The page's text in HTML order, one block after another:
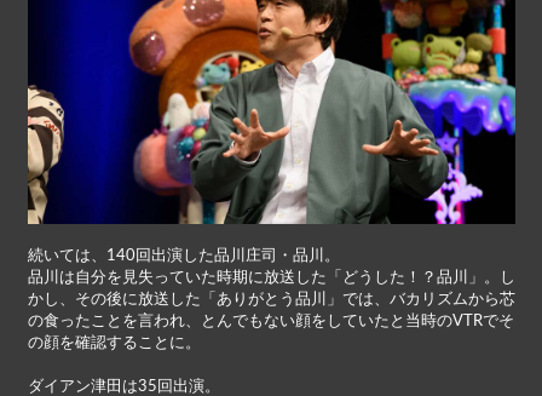
続いては、140回出演した品川庄司・品川。
品川は自分を見失っていた時期に放送した「どうした！？品川」。し
かし、その後に放送した「ありがとう品川」では、バカリズムから芯
の食ったことを言われ、とんでもない顔をしていたと当時のVTRでそ
の顔を確認することに。
ダイアン津田は35回出演。